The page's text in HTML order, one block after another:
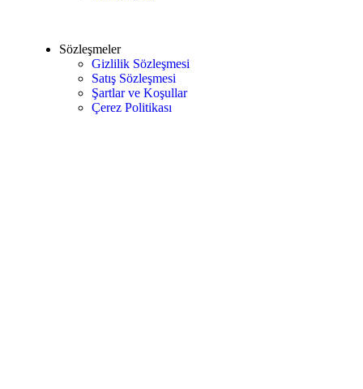
Sözleşmeler
Gizlilik Sözleşmesi
Satış Sözleşmesi
Şartlar ve Koşullar
Çerez Politikası